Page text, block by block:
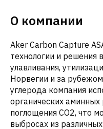
О компании
Aker Carbon Capture
технологии и решения
улавливания,
Норвегии и за
углерода компания
органических
поглощения CO2, что
выбросах из